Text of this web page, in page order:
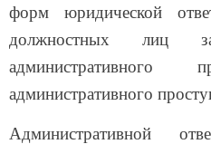
форм юридической
должностных лиц
административного
административного
Административной